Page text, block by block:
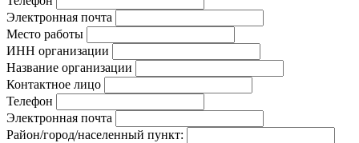
Электронная почта
Место работы
ИНН организации
Название организации
Контактное лицо
Телефон
Электронная почта
Район/город/населенный пункт: